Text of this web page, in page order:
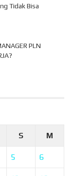
Tidak Bisa
PLN
S M
5 6